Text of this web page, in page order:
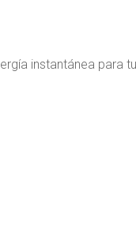
instantánea para tu